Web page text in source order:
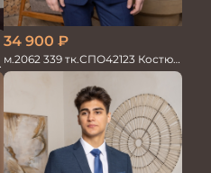
34 900 ₽
м.2062 339 тк.СПО42123 Костюм
мужской однотон красивый